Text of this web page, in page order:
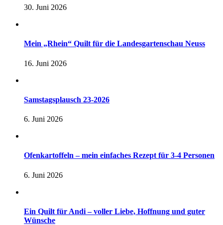
30. Juni 2026
Mein „Rhein“ Quilt für die Landesgartenschau Neuss
16. Juni 2026
Samstagsplausch 23-2026
6. Juni 2026
Ofenkartoffeln – mein einfaches Rezept für 3-4 Personen
6. Juni 2026
Ein Quilt für Andi – voller Liebe, Hoffnung und guter
Wünsche